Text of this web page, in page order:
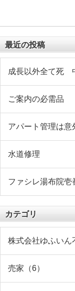
最近の投稿
成長以外全て死
ご案内の必需品
アパート管理は意
水道修理
ファシレ湯布院壱
カテゴリ
株式会社ゆふいん
売家（6）